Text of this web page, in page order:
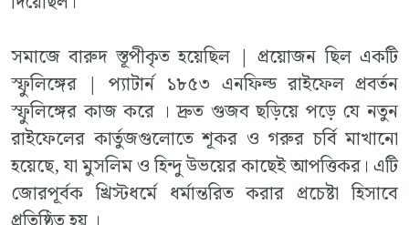
সমাজে বারুদ স্তূপীকৃত হয়েছিল | প্রয়োজন ছিল একটি
স্ফুলিঙ্গের | প্যাটার্ন ১৮৫৩ এনফিল্ড রাইফেল প্রবর্তন
স্ফুলিঙ্গের কাজ করে । দ্রুত গুজব ছড়িয়ে পড়ে যে নতুন
রাইফেলের কার্তুজগুলোতে শূকর ও গরুর চর্বি মাখানো
হয়েছে, যা মুসলিম ও হিন্দু উভয়ের কাছেই আপত্তিকর। এটি
জোরপূর্বক খ্রিস্টধর্মে ধর্মান্তরিত করার প্রচেষ্টা হিসাবে